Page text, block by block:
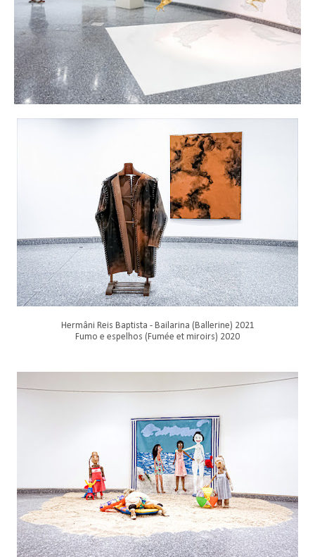
Hermâni Reis Baptista - Bailarina (Ballerine) 2021
Fumo e espelhos (Fumée et miroirs) 2020